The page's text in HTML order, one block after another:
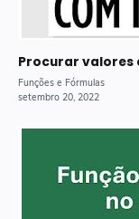
Procurar valores